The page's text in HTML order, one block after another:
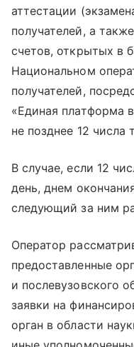
аттестации
получателей, а
счетов, открытых в
Национальном
получателей,
«Единая платформа
не позднее 12 числа
В случае, если 12
день, днем
следующий за ним
Оператор
предоставленные
и послевузовского
заявки на
орган в области